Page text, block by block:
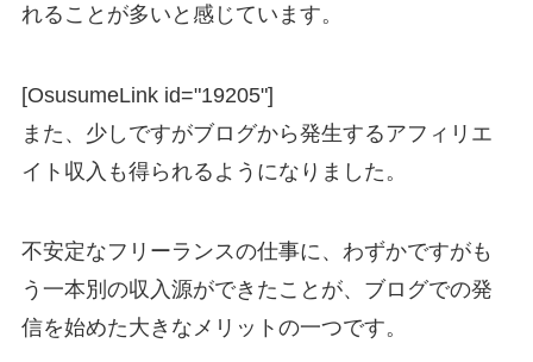
れることが多いと感じています。
[OsusumeLink id="19205"]
また、少しですがブログから発生するアフィリエ
イト収入も得られるようになりました。
不安定なフリーランスの仕事に、わずかですがも
う一本別の収入源ができたことが、ブログでの発
信を始めた大きなメリットの一つです。